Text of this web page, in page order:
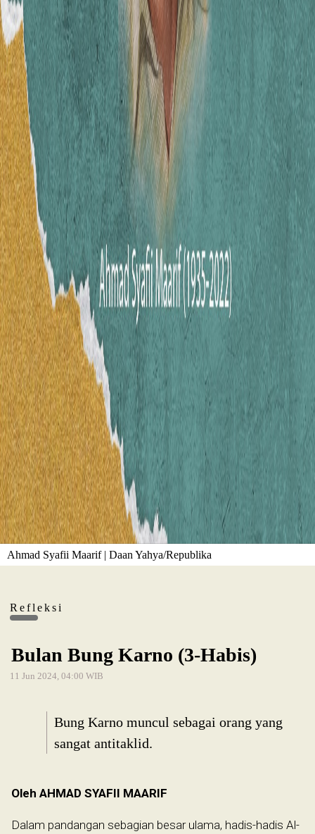
Ahmad Syafii Maarif | Daan Yahya/Republika
Refleksi
Bulan Bung Karno (3-Habis)
11 Jun 2024, 04:00 WIB
Bung Karno muncul sebagai orang yang
sangat antitaklid.
Oleh AHMAD SYAFII MAARIF
Dalam pandangan sebagian besar ulama, hadis-hadis Al-